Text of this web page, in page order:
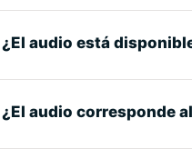
¿El audio está
¿El audio corresponde